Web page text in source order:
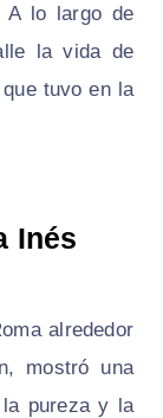
A lo largo de
la vida de
tuvo en la
Inés
alrededor
mostró una
la pureza y la